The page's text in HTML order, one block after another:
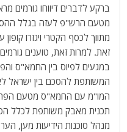
ברקע לדברים דיווחו
מטעם הרש"פ לעזה בגלל
מתווך לכסף הקטרי ויגזרו
זאת. למרות זאת, טוענים
במגעים לפיוס בין החמא"ס
המשותפת להסכם בין ישראל
המו"מ עם החמא"ס מטעם
תכנית מאבק משותפת לכלל
מנהל סוכנות הידיעות מען,